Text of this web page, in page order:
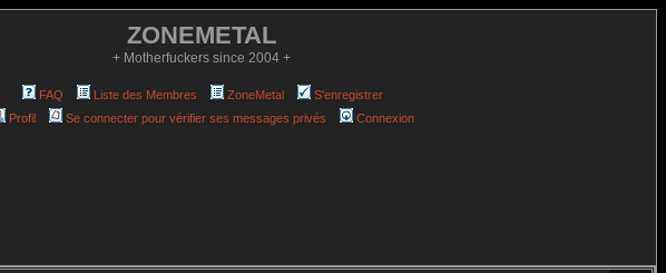
ZONEMETAL
+ Motherfuckers since 2004 +
FAQ Liste des Membres ZoneMetal
S'enregistrer
Profil
Se connecter pour vérifier ses messages privés Connexion